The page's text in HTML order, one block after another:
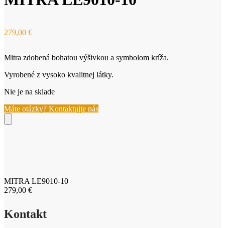
279,00 €
Mitra zdobená bohatou výšivkou a symbolom kríža.
Vyrobené z vysoko kvalitnej látky.
Nie je na sklade
Máte otázky? Kontaktujte nás
MITRA LE9010-10
279,00 €
Kontakt